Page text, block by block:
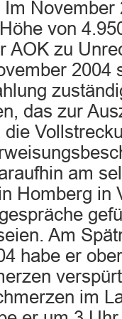
Im
von
AOK zu
2004
das zur
am
Homberg in
Am
habe er
im